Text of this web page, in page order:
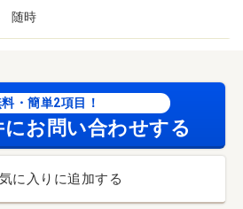
随時
・簡単2項目！
にお問い合わせする
に入りに追加する